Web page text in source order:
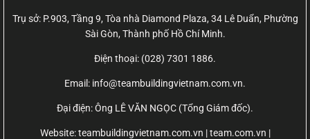
Trụ sở: P.903, Tầng 9, Tòa nhà Diamond Plaza, 34 Lê Duẩn, Phường
Sài Gòn, Thành phố Hồ Chí Minh.
Điện thoại: (028) 7301 1886.
Email: info@teambuildingvietnam.com.vn.
Đại điện: Ông LÊ VĂN NGỌC (Tổng Giám đốc).
Website:teambuildingvietnam.com.vn | team.com.vn |